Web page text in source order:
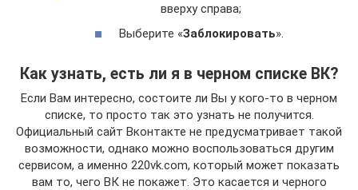
вверху справа;
Выберите «Заблокировать».
Как узнать, есть ли я в черном списке ВК?
Если Вам интересно, состоите ли Вы у кого-то в черном
списке, то просто так это узнать не получится.
Официальный сайт Вконтакте не предусматривает такой
возможности, однако можно воспользоваться другим
сервисом, а именно 220vk.com, который может показать
вам то, чего ВК не покажет. Это касается и черного